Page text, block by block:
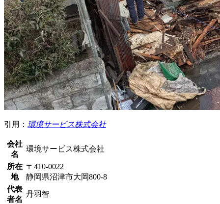
引用： 環境サービス株式会社
会社
名
環境サービス株式会社
所在
地
〒410-0022
静岡県沼津市大岡800-8
代表
者名
丹羽智